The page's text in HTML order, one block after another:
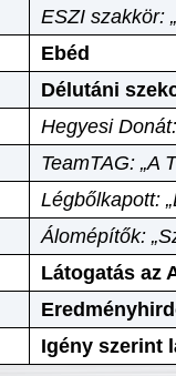
ESZI szakkör:
Ebéd
Délutáni
Hegyesi
TeamTAG: „A
Légbőlkapott:
Álomépítők:
Látogatás az
Igény szerint